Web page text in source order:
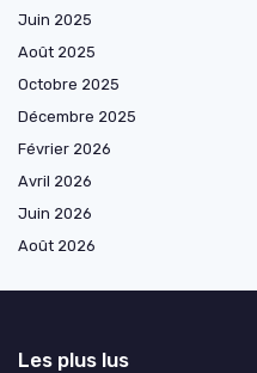
Juin 2025
Août 2025
Octobre 2025
Décembre 2025
Février 2026
Avril 2026
Juin 2026
Août 2026
Les plus lus